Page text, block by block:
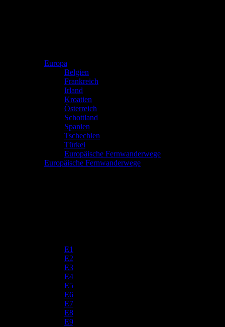
Europa
Belgien
Frankreich
Irland
Kroatien
Österreich
Schottland
Spanien
Tschechien
Türkei
Europäische Fernwanderwege
Europäische Fernwanderwege
E1
E2
E3
E4
E5
E6
E7
E8
E9